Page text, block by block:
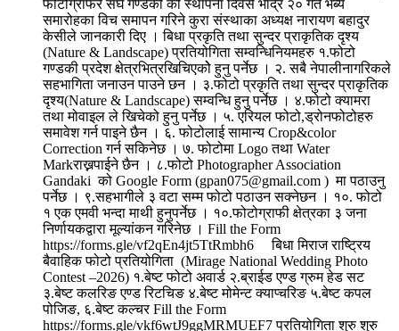
फोटोग्राफर संघ गण्डकी को स्थापना दिवस भाद्र २० गते भब्य
समारोहका विच समापन गरिने कुरा संस्थाका अध्यक्ष नारायण बहादुर
केसीले जानकारी दिए । बिधा प्रकृति तथा सुन्दर प्राकृतिक दृश्य
(Nature & Landscape) प्रतियोगिता सम्वन्धिनियमहरु १.फोटो
गण्डकी प्रदेश क्षेत्रभित्रखिचिएकोे हुनु पर्नेछ । २. सबै नेपालीनागरिकले
सहभागिता जनाउन पाउने छन । ३.फोटो प्रकृति तथा सुन्दर प्राकृतिक
दृश्य(Nature & Landscape) सम्वन्धि हुनु पर्नेछ । ४.फोटो क्यामरा
तथा मोवाइल ले खिचेको हुनु पर्नेछ । ५. एरियल फोटो,ड्रोनफोटोहरु
समावेश गर्न पाइने छैन । ६. फोटोलाई सामान्य Crop&color
Correction गर्न सकिनेछ । ७. फोटोमा Logo तथा Water
Markराख्नपाईने छैन । ८.फोटो Photographer Association
Gandaki को Google Form (gpan075@gmail.com ) मा पठाउनु
पर्नेछ । ९.सहभागीले ३ वटा सम्म फोटो पठाउन सक्नेछन । १०. फोटो
१ एक एमवी भन्दा माथी हुनुपर्नेछ । १०.फोटोग्राफी क्षेत्रका ३ जना
निर्णायकद्वारा मूल्यांकन गरिनेछ । Fill the Form
https://forms.gle/vf2qEn4jt5TtRmbh6 बिधा मिराज राष्ट्रिय
बैवाहिक फोटो प्रतियोगिता (Mirage National Wedding Photo
Contest –2026) १.बेष्ट फोटो अवार्ड २.ब्राईड एण्ड ग्रुम हेड सट
३.बेष्ट कलरिङ एण्ड रिटचिङ ४.बेष्ट मोमेन्ट क्याप्चरिङ ५.बेष्ट कपल
पोजिङ, ६.बेष्ट कल्चर Fill the Form
https://forms.gle/vkf6wtJ9ggMRMUEF7 प्रतियोगिता शुरु शुरु